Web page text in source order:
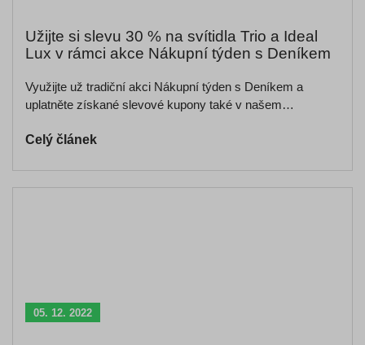
Užijte si slevu 30 % na svítidla Trio a Ideal
Lux v rámci akce Nákupní týden s Deníkem
Využijte už tradiční akci Nákupní týden s Deníkem a
uplatněte získané slevové kupony také v našem…
Celý článek
05. 12. 2022